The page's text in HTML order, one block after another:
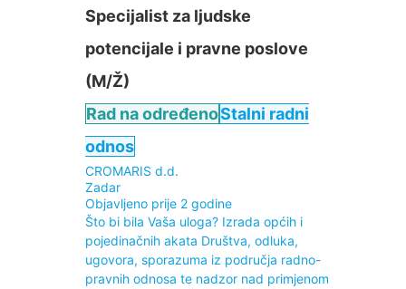
Specijalist za ljudske
potencijale i pravne poslove
(M/Ž)
Rad na određenoStalni radni
odnos
CROMARIS d.d.
Zadar
Objavljeno prije 2 godine
Što bi bila Vaša uloga? Izrada općih i
pojedinačnih akata Društva, odluka,
ugovora, sporazuma iz područja radno-
pravnih odnosa te nadzor nad primjenom